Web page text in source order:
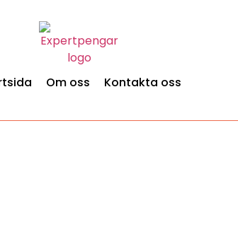
Om oss Kontakta oss